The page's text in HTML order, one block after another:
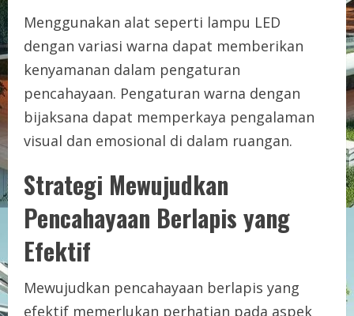
Menggunakan alat seperti lampu LED
dengan variasi warna dapat memberikan
kenyamanan dalam pengaturan
pencahayaan. Pengaturan warna dengan
bijaksana dapat memperkaya pengalaman
visual dan emosional di dalam ruangan.
Strategi Mewujudkan
Pencahayaan Berlapis yang
Efektif
Mewujudkan pencahayaan berlapis yang
efektif memerlukan perhatian pada aspek